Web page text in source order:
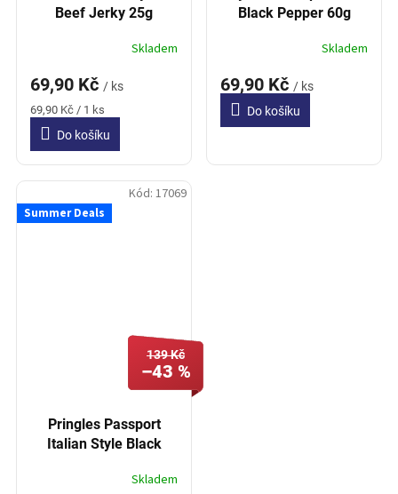
Beef Jerky 25g
Skladem
69,90 Kč / ks
Měrná
69,90 Kč / 1 ks
Do košíku
Black Pepper 60g
Skladem
69,90 Kč / ks
Do košíku
Summer Deals
139 Kč
–43 %
Pringles Passport
Italian Style Black
Skladem
Kód: 17069